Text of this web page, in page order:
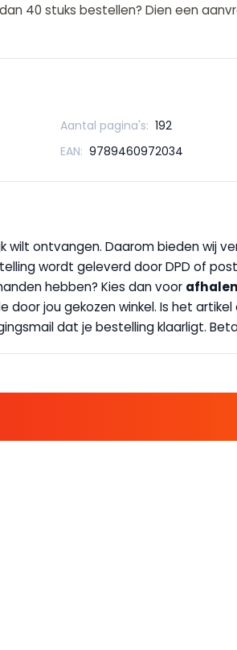
40 stuks bestellen? Dien een
Aantal pagina's: 192
EAN: 9789460972034
wilt ontvangen. Daarom bieden wij
wordt geleverd door DPD of
hebben? Kies dan voor
jou gekozen winkel. Is het
dat je bestelling klaarligt.